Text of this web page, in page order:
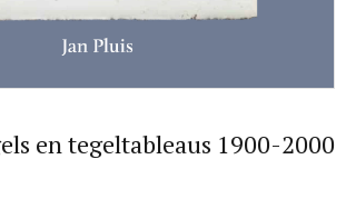
en tegeltableaus 1900-2000